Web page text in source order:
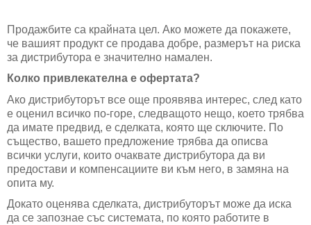
Продажбите са крайната цел. Ако можете да покажете,
че вашият продукт се продава добре, размерът на риска
за дистрибутора е значително намален.
Колко привлекателна е офертата?
Ако дистрибуторът все още проявява интерес, след като
е оценил всичко по-горе, следващото нещо, което трябва
да имате предвид, е сделката, която ще сключите. По
същество, вашето предложение трябва да описва
всички услуги, които очаквате дистрибутора да ви
предостави и компенсациите ви към него, в замяна на
опита му.
Докато оценява сделката, дистрибуторът може да иска
да се запознае със системата, по която работите в